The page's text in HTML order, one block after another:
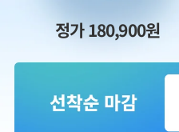
정가 180,900원